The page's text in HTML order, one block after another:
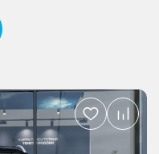
Добавить
в
избранное